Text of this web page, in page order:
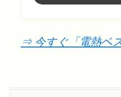
⇒ 今すぐ「電熱ベ